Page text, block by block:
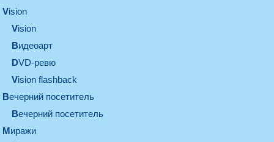
vision
vision
видеоарт
DVD-ревю
Vision flashback
вечерний посетитель
вечерний посетитель
миражи